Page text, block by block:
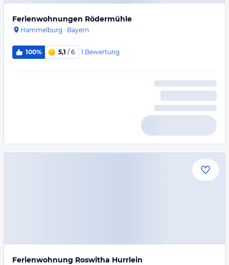
Ferienwohnungen Rödermühle
Hammelburg · Bayern
100% 5,1 / 6 1 Bewertung
Ferienwohnung Roswitha Hurrlein